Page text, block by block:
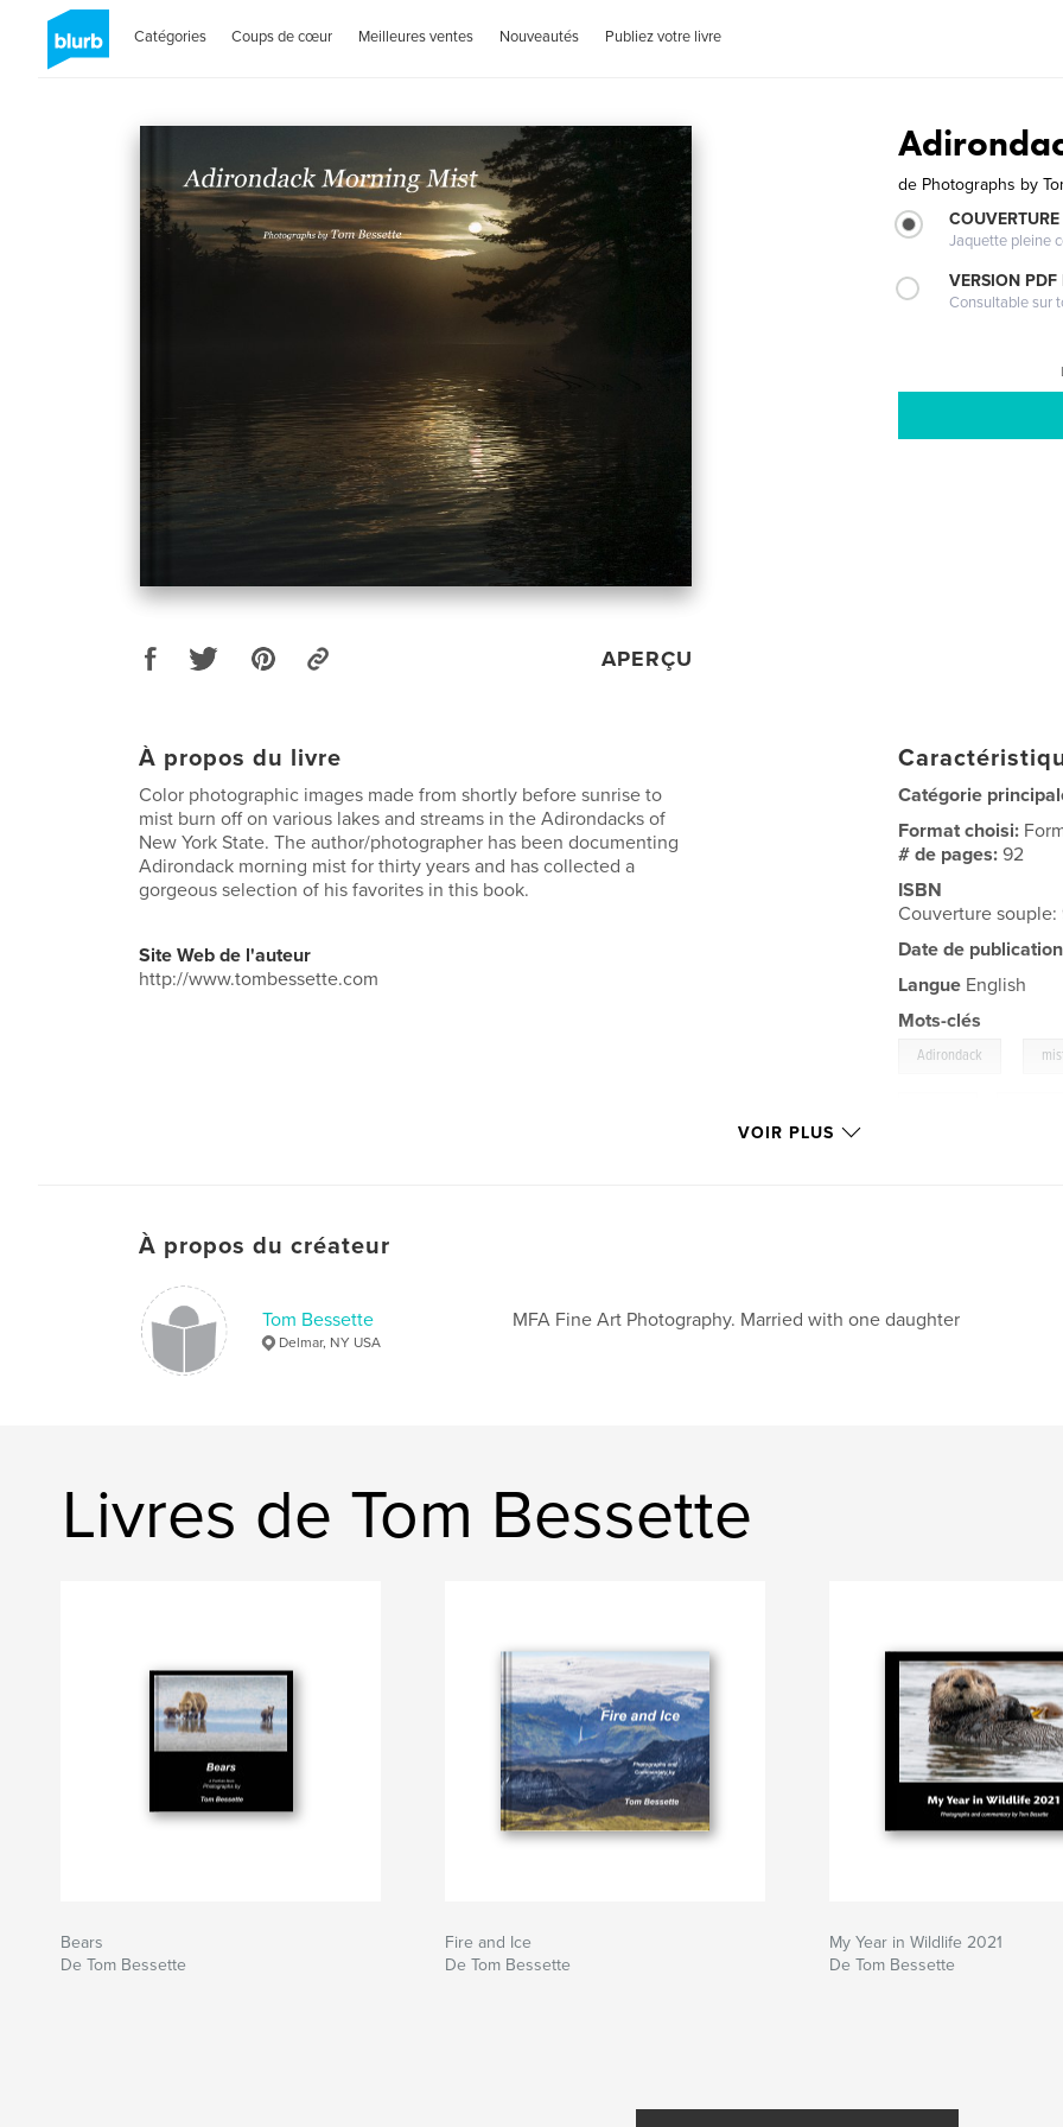
Catégories Coups de cœur Meilleures ventes Nouveautés Publiez votre livre
APERÇU
de Photographs by
Jaquette pleine
VERSION PDF
Consultable sur
À propos du livre
Color photographic images made from shortly before sunrise to
mist burn off on various lakes and streams in the Adirondacks of
New York State. The author/photographer has been documenting
Adirondack morning mist for thirty years and has collected a
gorgeous selection of his favorites in this book.
Site Web de l'auteur
http://www.tombessette.com
Catégorie
Format choisi:
# de pages:92
ISBN
Couverture souple:
Date de
Langue English
Mots-clés
Adirondack
VOIR PLUS
À propos du créateur
Tom Bessette
Delmar, NY USA
MFA Fine Art Photography. Married with one daughter
Livres de Tom Bessette
Bears
De Tom Bessette
Fire and Ice
De Tom Bessette
My Year in Wildlife 2021
De Tom Bessette